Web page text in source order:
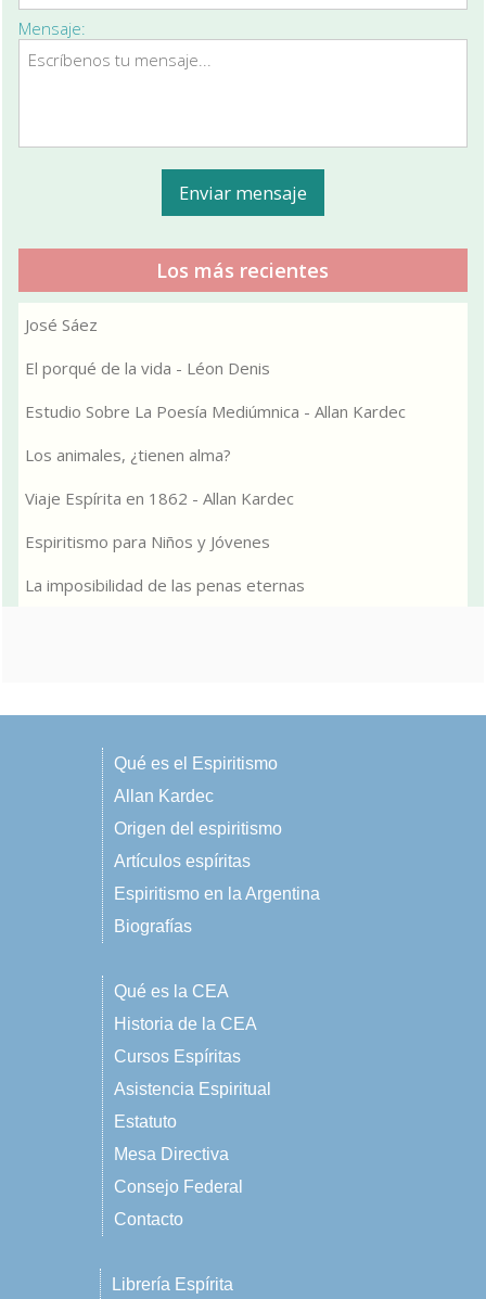
Mensaje:
Los más recientes
José Sáez
El porqué de la vida - Léon Denis
Estudio Sobre La Poesía Mediúmnica - Allan Kardec
Los animales, ¿tienen alma?
Viaje Espírita en 1862 - Allan Kardec
Espiritismo para Niños y Jóvenes
La imposibilidad de las penas eternas
Qué es el Espiritismo
Allan Kardec
Origen del espiritismo
Artículos espíritas
Espiritismo en la Argentina
Biografías
Qué es la CEA
Historia de la CEA
Cursos Espíritas
Asistencia Espiritual
Estatuto
Mesa Directiva
Consejo Federal
Contacto
Librería Espírita